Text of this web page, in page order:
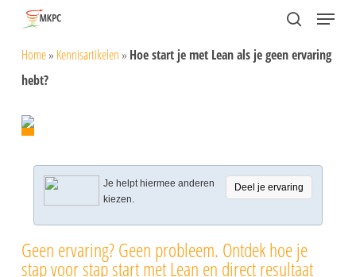
main
content
search
Menu
Home» Kennisartikelen» Hoe start je met Lean als je geen ervaring
hebt?
Deel je ervaring
Je helpt hiermee anderen
kiezen.
Geen ervaring? Geen probleem. Ontdek hoe je
stap voor stap start met Lean en direct resultaat
Close